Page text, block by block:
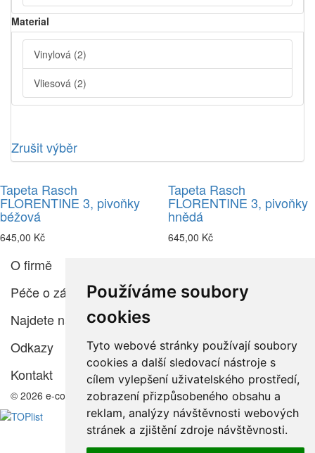
Používáme soubory
cookies
Tyto webové stránky používají soubory
cookies a další sledovací nástroje s
cílem vylepšení uživatelského prostředí,
zobrazení přizpůsobeného obsahu a
reklam, analýzy návštěvnosti webových
stránek a zjištění zdroje návštěvnosti.
Material
Vinylová (2)
Vliesová (2)
Zrušit výběr
Tapeta Rasch
FLORENTINE 3, pivoňky
béžová
645,00 Kč
Tapeta Rasch
FLORENTINE 3, pivoňky
hnědá
645,00 Kč
O firmě
Péče o zákazníka
Najdete nás
Odkazy
Kontakt
© 2026 e-color.cz